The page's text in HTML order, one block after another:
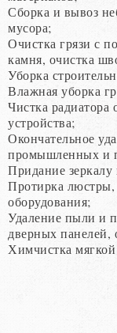
Сборка и вывоз
мусора;
Очистка грязи с
камня, очистка
Уборка
Влажная уборка
Чистка радиатора
устройства;
Окончательное
промышленных и
Придание зеркалу
Протирка люстры,
оборудования;
Удаление пыли и
дверных панелей,
Химчистка